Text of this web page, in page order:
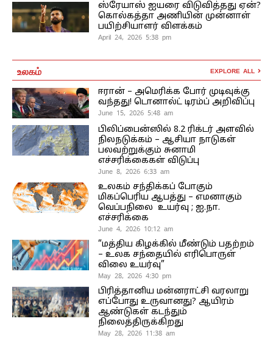
ஸ்ரேயாஸ் ஐயரை விடுவித்தது ஏன்?
கொல்கத்தா அணியின் முன்னாள்
பயிற்சியாளர் விளக்கம்
April 24, 2026 5:38 pm
உலகம் EXPLORE ALL
ஈரான் – அமெரிக்க போர் முடிவுக்கு
வந்தது! டொனால்ட் டிரம்ப் அறிவிப்பு
June 15, 2026 5:48 am
பிலிப்பைன்ஸில் 8.2 ரிக்டர் அளவில்
நிலநடுக்கம் – ஆசியா நாடுகள்
பலவற்றுக்கும் சுனாமி
எச்சரிக்கைகள் விடுப்பு
June 8, 2026 6:33 am
உலகம் சந்திக்கப் போகும்
மிகப்பெரிய ஆபத்து – எமனாகும்
வெப்பநிலை உயர்வு ; ஐ.நா.
எச்சரிக்கை
June 4, 2026 10:12 am
“மத்திய கிழக்கில் மீண்டும் பதற்றம்
– உலக சந்தையில் எரிபொருள்
விலை உயர்வு”
May 28, 2026 4:30 pm
பிரித்தானிய மன்னராட்சி வரலாறு
எப்போது உருவானது? ஆயிரம்
ஆண்டுகள் கடந்தும்
நிலைத்திருக்கிறது
May 28, 2026 11:38 am